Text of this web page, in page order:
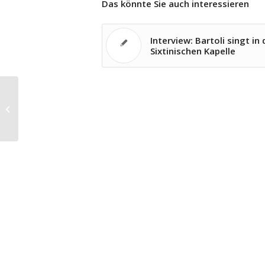
Das könnte Sie auch interessieren
Interview: Bartoli singt in
Sixtinischen Kapelle